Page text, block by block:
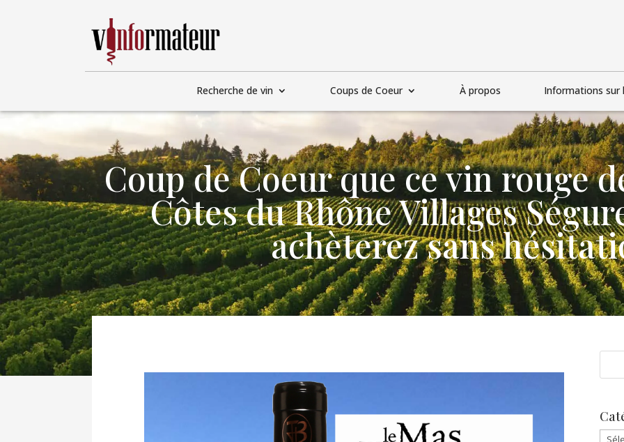
Recherche de vin Coups de Coeur À propos Informations sur
Coup de Coeur que ce vin rouge
Côtes du Rhône Villages
achèterez sans